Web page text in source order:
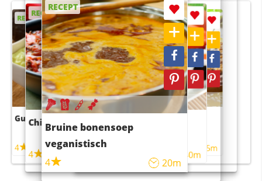
RECEPT
Guacamole
4
RECEPT
Chili con carne
4
RECEPT
Bruine bonensoep
veganistisch
4
20m
RECEPT
Sushi rijstsalade
maaltijdsalade
40m
RECEPT
4 55m